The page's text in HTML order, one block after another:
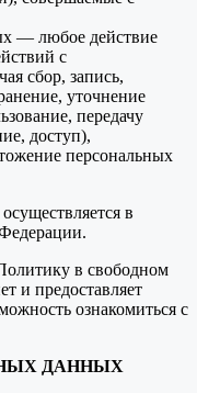
— любое действие
с
сбор, запись,
уточнение
передачу
доступ),
персональных
в
в свободном
и предоставляет
ознакомиться с
ДАННЫХ